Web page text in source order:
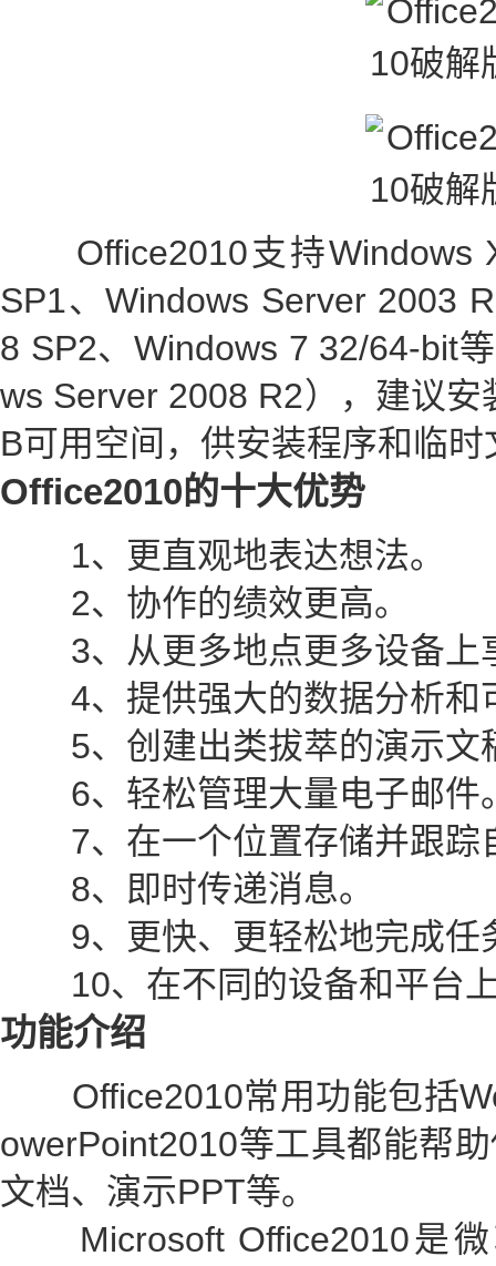
Office2010支持Windows
SP1、Windows Server 2003
8 SP2、Windows 7 32/64-bit
ws Server 2008 R2），建议
B可用空间，供安装程序和临时
Office2010的十大优势
1、更直观地表达想法。
2、协作的绩效更高。
3、从更多地点更多设备上
4、提供强大的数据分析和
5、创建出类拔萃的演示文
6、轻松管理大量电子邮件
7、在一个位置存储并跟踪
8、即时传递消息。
9、更快、更轻松地完成任
10、在不同的设备和平台上
功能介绍
Office2010常用功能包括
owerPoint2010等工具都能帮
文档、演示PPT等。
Microsoft Office2010是微